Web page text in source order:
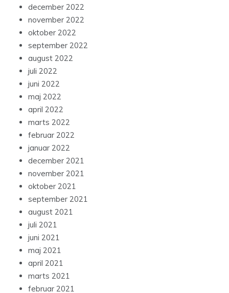
december 2022
november 2022
oktober 2022
september 2022
august 2022
juli 2022
juni 2022
maj 2022
april 2022
marts 2022
februar 2022
januar 2022
december 2021
november 2021
oktober 2021
september 2021
august 2021
juli 2021
juni 2021
maj 2021
april 2021
marts 2021
februar 2021